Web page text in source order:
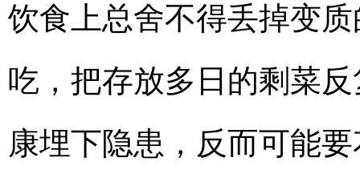
饮食上总舍不得丢掉变
吃，把存放多日的剩菜
康埋下隐患，反而可能